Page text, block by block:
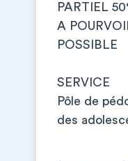
PARTIEL
A
POSSIBLE
SERVICE
Pôle de
des